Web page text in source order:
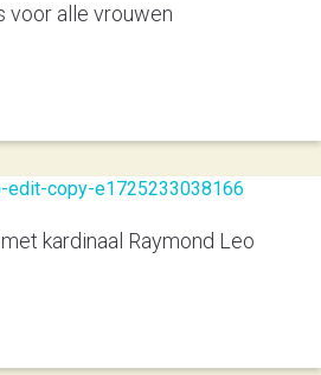
voor alle vrouwen
kardinaal Raymond Leo